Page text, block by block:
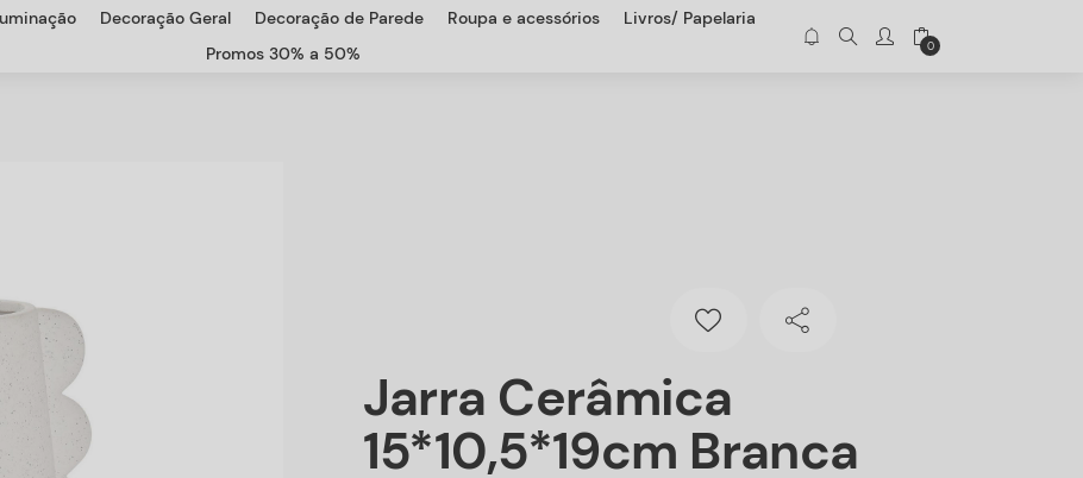
Decoração Geral Decoração de Parede Roupa e acessórios
Livros/ Papelaria
Promos 30% a 50%
0
Jarra Cerâmica
15*10,5*19cm Branca